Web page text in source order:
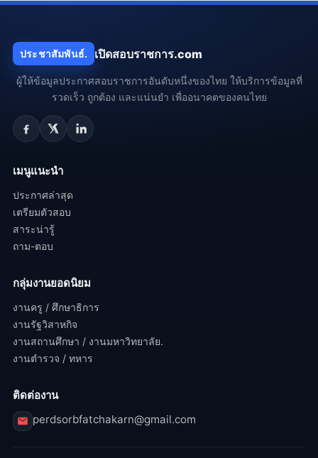
ประชาสัมพันธ์. เปิดสอบราชการ.com
ผู้ให้ข้อมูลประกาศสอบราชการอันดับหนึ่งของไทย ให้บริการข้อมูลที่
รวดเร็ว ถูกต้อง และแน่นยำ เพื่ออนาคตของคนไทย
เมนูแนะนำ
ประกาศล่าสุด
เตรียมตัวสอบ
สาระน่ารู้
ถาม-ตอบ
กลุ่มงานยอดนิยม
งานครู / ศึกษาธิการ
งานรัฐวิสาหกิจ
งานสถานศึกษา / งานมหาวิทยาลัย.
งานตำรวจ / ทหาร
ติดต่องาน
perdsorbfatchakarn@gmail.com